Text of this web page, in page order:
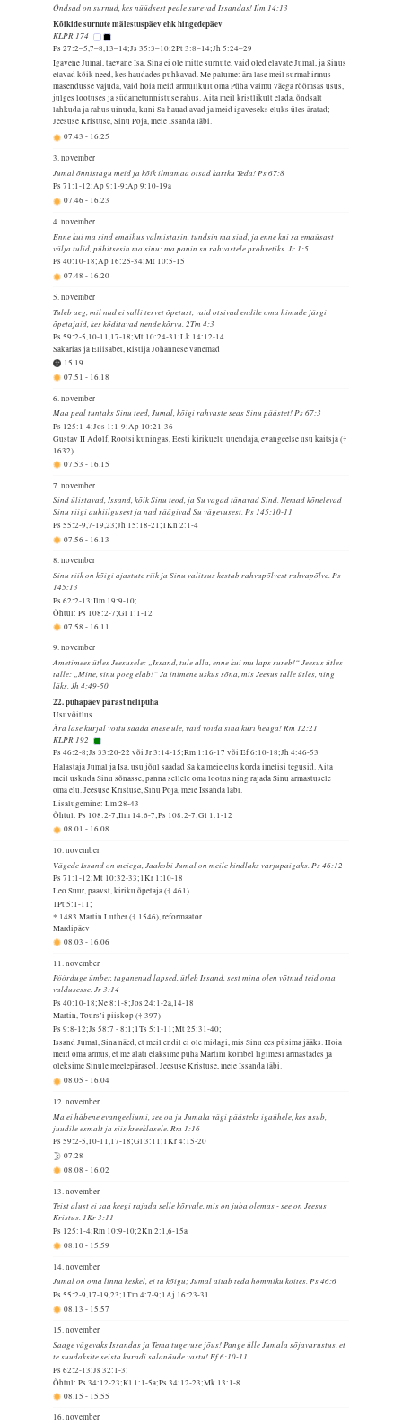
Õndsad on surnud, kes nüüdsest peale surevad Issandas! Ilm 14:13
Kõikide surnute mälestuspäev ehk hingedepäev
KLPR 174
Ps 27:2–5,7–8,13–14;Js 35:3–10;2Pt 3:8–14;Jh 5:24–29
Igavene Jumal, taevane Isa, Sina ei ole mitte surnute, vaid oled elavate Jumal, ja Sinus
elavad kõik need, kes haudades puhkavad. Me palume: ära lase meil surmahirmus
masendusse vajuda, vaid hoia meid armulikult oma Püha Vaimu väega rõõmsas usus,
julges lootuses ja südametunnistuse rahus. Aita meil kristlikult elada, õndsalt
lahkuda ja rahus uinuda, kuni Sa hauad avad ja meid igaveseks eluks üles äratad;
Jeesuse Kristuse, Sinu Poja, meie Issanda läbi.
07.43- 16.25
3. november
Jumal õnnistagu meid ja kõik ilmamaa otsad kartku Teda! Ps 67:8
Ps 71:1-12;Ap 9:1-9;Ap 9:10-19a
07.46- 16.23
4. november
Enne kui ma sind emaihus valmistasin, tundsin ma sind, ja enne kui sa emaüsast
välja tulid, pühitsesin ma sinu: ma panin su rahvastele prohvetiks. Jr 1:5
Ps 40:10-18;Ap 16:25-34;Mt 10:5-15
07.48- 16.20
5. november
Tuleb aeg, mil nad ei salli tervet õpetust, vaid otsivad endile oma himude järgi
õpetajaid, kes kõditavad nende kõrvu. 2Tm 4:3
Ps 59:2-5,10-11,17-18;Mt 10:24-31;Lk 14:12-14
Sakarias ja Eliisabet, Ristija Johannese vanemad
15.19
07.51- 16.18
6. november
Maa peal tuntaks Sinu teed, Jumal, kõigi rahvaste seas Sinu päästet! Ps 67:3
Ps 125:1-4;Jos 1:1-9;Ap 10:21-36
Gustav II Adolf, Rootsi kuningas, Eesti kirikuelu uuendaja, evangeelse usu kaitsja (†
1632)
07.53- 16.15
7. november
Sind ülistavad, Issand, kõik Sinu teod, ja Su vagad tänavad Sind. Nemad kõnelevad
Sinu riigi auhiilgusest ja nad räägivad Su vägevusest. Ps 145:10-11
Ps 55:2-9,7-19,23;Jh 15:18-21;1Kn 2:1-4
07.56- 16.13
8. november
Sinu riik on kõigi ajastute riik ja Sinu valitsus kestab rahvapõlvest rahvapõlve. Ps
145:13
Ps 62:2-13;Ilm 19:9-10;
Õhtul: Ps 108:2-7;Gl 1:1-12
07.58- 16.11
9. november
Ametimees ütles Jeesusele: „Issand, tule alla, enne kui mu laps sureb!“ Jeesus ütles
talle: „Mine, sinu poeg elab!“ Ja inimene uskus sõna, mis Jeesus talle ütles, ning
läks. Jh 4:49-50
22. pühapäev pärast nelipüha
Usuvõitlus
Ära lase kurjal võitu saada enese üle, vaid võida sina kuri heaga! Rm 12:21
KLPR 192
Ps 46:2-8;Js 33:20-22 või Jr 3:14-15;Rm 1:16-17 või Ef 6:10-18;Jh 4:46-53
Halastaja Jumal ja Isa, usu jõul saadad Sa ka meie elus korda imelisi tegusid. Aita
meil uskuda Sinu sõnasse, panna sellele oma lootus ning rajada Sinu armastusele
oma elu. Jeesuse Kristuse, Sinu Poja, meie Issanda läbi.
Lisalugemine: Lm 28-43
Õhtul: Ps 108:2-7;Ilm 14:6-7;Ps 108:2-7;Gl 1:1-12
08.01- 16.08
10. november
Vägede Issand on meiega, Jaakobi Jumal on meile kindlaks varjupaigaks. Ps 46:12
Ps 71:1-12;Mt 10:32-33;1Kr 1:10-18
Leo Suur, paavst, kiriku õpetaja († 461)
1Pt 5:1-11;
* 1483 Martin Luther († 1546), reformaator
Mardipäev
08.03- 16.06
11. november
Pöörduge ümber, taganenud lapsed, ütleb Issand, sest mina olen võtnud teid oma
valdusesse. Jr 3:14
Ps 40:10-18;Ne 8:1-8;Jos 24:1-2a,14-18
Martin, Tours’i piiskop († 397)
Ps 9:8-12;Js 58:7 - 8:1;1Ts 5:1-11;Mt 25:31-40;
Issand Jumal, Sina näed, et meil endil ei ole midagi, mis Sinu ees püsima jääks. Hoia
meid oma armus, et me alati elaksime püha Martini kombel ligimesi armastades ja
oleksime Sinule meelepärased. Jeesuse Kristuse, meie Issanda läbi.
08.05- 16.04
12. november
Ma ei häbene evangeeliumi, see on ju Jumala vägi päästeks igaühele, kes usub,
juudile esmalt ja siis kreeklasele. Rm 1:16
Ps 59:2-5,10-11,17-18;Gl 3:11;1Kr 4:15-20
07.28
08.08- 16.02
13. november
Teist alust ei saa keegi rajada selle kõrvale, mis on juba olemas - see on Jeesus
Kristus. 1Kr 3:11
Ps 125:1-4;Rm 10:9-10;2Kn 2:1,6-15a
08.10- 15.59
14. november
Jumal on oma linna keskel, ei ta kõigu; Jumal aitab teda hommiku koites. Ps 46:6
Ps 55:2-9,17-19,23;1Tm 4:7-9;1Aj 16:23-31
08.13- 15.57
15. november
Saage vägevaks Issandas ja Tema tugevuse jõus! Pange ülle Jumala sõjavarustus, et
te suudaksite seista kuradi salanõude vastu! Ef 6:10-11
Ps 62:2-13;Js 32:1-3;
Õhtul: Ps 34:12-23;Kl 1:1-5a;Ps 34:12-23;Mk 13:1-8
08.15- 15.55
16. november